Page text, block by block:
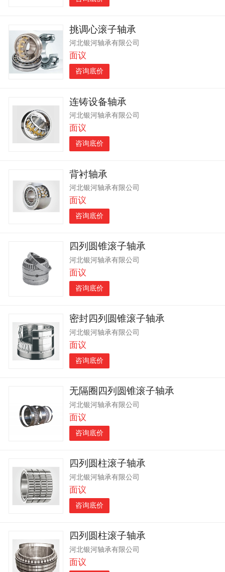
挑调心滚子轴承
河北银河轴承有限公司
面议
咨询底价
连铸设备轴承
河北银河轴承有限公司
面议
咨询底价
背衬轴承
河北银河轴承有限公司
面议
咨询底价
四列圆锥滚子轴承
河北银河轴承有限公司
面议
咨询底价
密封四列圆锥滚子轴承
河北银河轴承有限公司
面议
咨询底价
无隔圈四列圆锥滚子轴承
河北银河轴承有限公司
面议
咨询底价
四列圆柱滚子轴承
河北银河轴承有限公司
面议
咨询底价
四列圆柱滚子轴承
河北银河轴承有限公司
面议